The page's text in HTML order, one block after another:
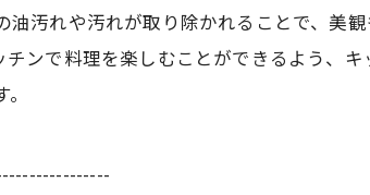
汚れや汚れが取り除かれることで、美
ンで料理を楽しむことができるよう、